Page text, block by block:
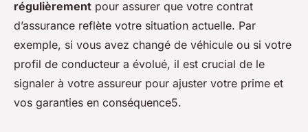
régulièrement pour assurer que votre contrat
d’assurance reflète votre situation actuelle. Par
exemple, si vous avez changé de véhicule ou si votre
profil de conducteur a évolué, il est crucial de le
signaler à votre assureur pour ajuster votre prime et
vos garanties en conséquence5.